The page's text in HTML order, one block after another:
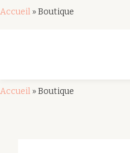
Accueil »Boutique
Accueil »Boutique